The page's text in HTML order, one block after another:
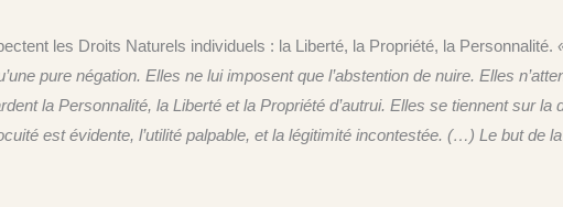
les Droits Naturels individuels : la Liberté, la Propriété, la Personnalité.
pure négation. Elles ne lui imposent que l’abstention de nuire. Elles
la Personnalité, la Liberté et la Propriété d’autrui. Elles se tiennent sur la
est évidente, l’utilité palpable, et la légitimité incontestée. (…) Le but de